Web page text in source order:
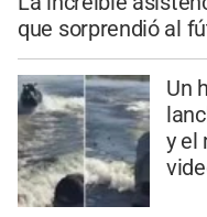
que sorprendió al
Un
y el